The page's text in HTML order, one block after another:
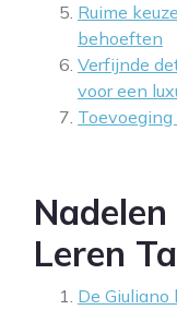
Ruime
behoeften
Verfijnde
voor een
Leren
De